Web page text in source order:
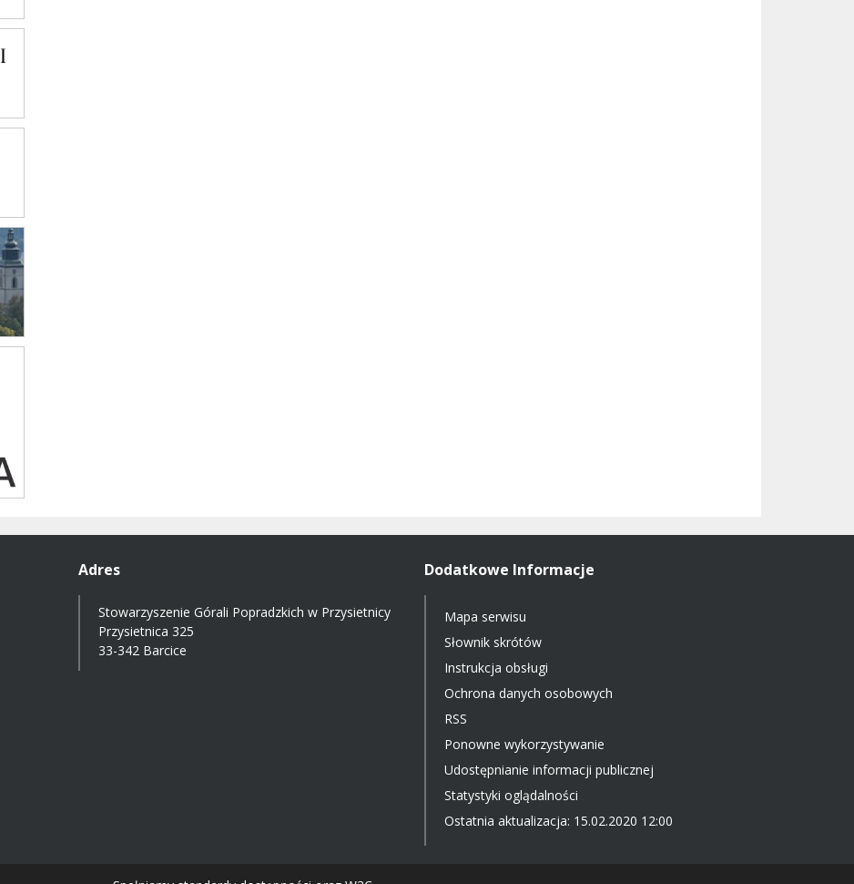
Adres
Stowarzyszenie Górali Popradzkich w Przysietnicy
Przysietnica 325
33-342 Barcice
Dodatkowe Informacje
Mapa serwisu
Słownik skrótów
Instrukcja obsługi
Ochrona danych osobowych
RSS
Ponowne wykorzystywanie
Udostępnianie informacji publicznej
Statystyki oglądalności
Ostatnia aktualizacja: 15.02.2020 12:00